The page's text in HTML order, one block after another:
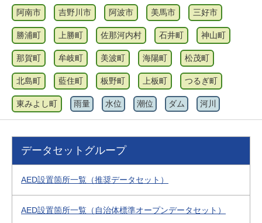
阿南市 吉野川市 阿波市 美馬市 三好市
勝浦町 上勝町 佐那河内村 石井町 神山町
那賀町 牟岐町 美波町 海陽町 松茂町
北島町 藍住町 板野町 上板町 つるぎ町
東みよし町 雨量 水位 潮位 ダム 河川
データセットグループ
AED設置箇所一覧（推奨データセット）
AED設置箇所一覧（自治体標準オープンデータセット）